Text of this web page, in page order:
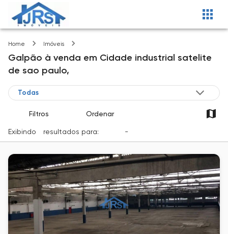
Home Imóveis
Galpão à venda em Cidade industrial satelite
de sao paulo,
Filtros Ordenar
Exibindo resultados para: -